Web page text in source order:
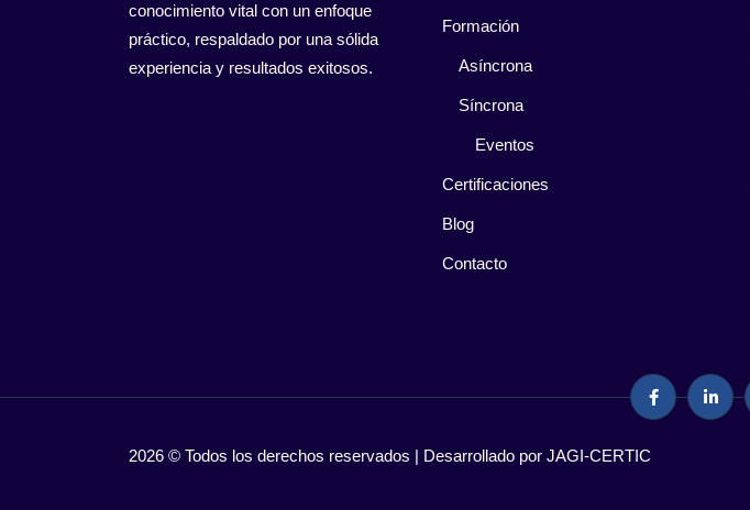
conocimiento vital con un enfoque
práctico, respaldado por una sólida
experiencia y resultados exitosos.
Formación
Asíncrona
Síncrona
Eventos
Certificaciones
Blog
Contacto
2026 © Todos los derechos reservados | Desarrollado por JAGI-CERTIC